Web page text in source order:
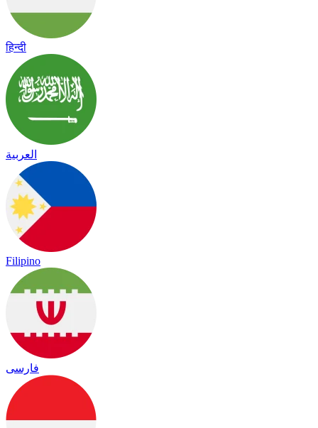
हिन्दी
العربية
Filipino
فارسی